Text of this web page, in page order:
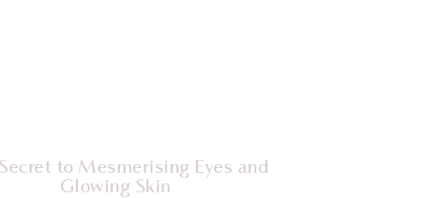
Secret to Mesmerising Eyes and
Glowing Skin